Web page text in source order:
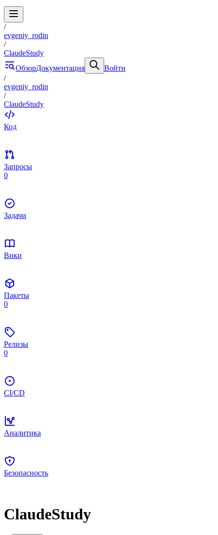
/
evgeniy_rodin
/
ClaudeStudy
ОбзорДокументация
Войти
/
evgeniy_rodin
/
ClaudeStudy
Код
Запросы
0
Задачи
Вики
Пакеты
0
Релизы
0
CI/CD
Аналитика
Безопасность
ClaudeStudy